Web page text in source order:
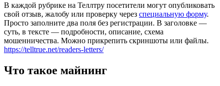
В каждой рубрике на Теллтру посетители могут опубликовать
свой отзыв, жалобу или проверку через специальную форму.
Просто заполните два поля без регистрации. В заголовке —
суть, в тексте — подробности, описание, схема
мошенничества. Можно прикрепить скриншоты или файлы.
https://telltrue.net/readers-letters/
Что такое майнинг